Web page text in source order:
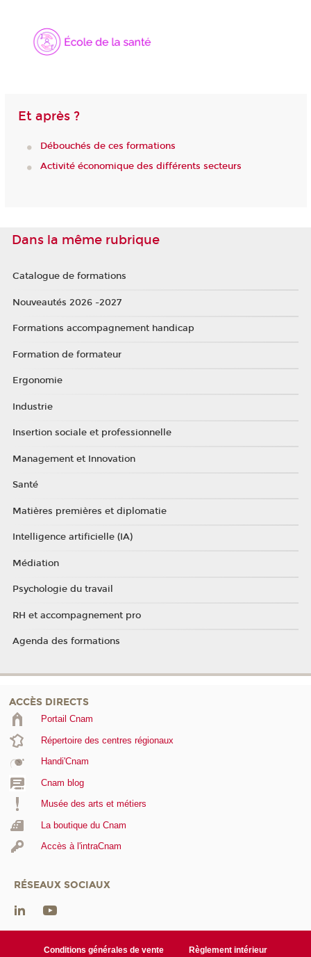
Et après ?
Débouchés de ces formations
Activité économique des différents secteurs
Dans la même rubrique
Catalogue de formations
Nouveautés 2026 -2027
Formations accompagnement handicap
Formation de formateur
Ergonomie
Industrie
Insertion sociale et professionnelle
Management et Innovation
Santé
Matières premières et diplomatie
Intelligence artificielle (IA)
Médiation
Psychologie du travail
RH et accompagnement pro
Agenda des formations
ACCÈS DIRECTS
Portail Cnam
Répertoire des centres régionaux
Handi'Cnam
Cnam blog
Musée des arts et métiers
La boutique du Cnam
Accès à l'intraCnam
RÉSEAUX SOCIAUX
Conditions générales de vente Règlement intérieur